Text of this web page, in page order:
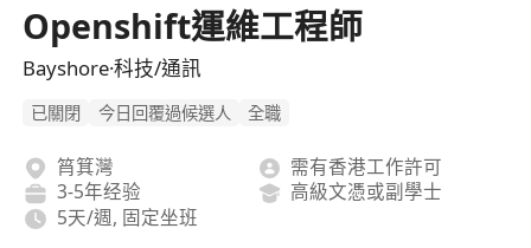
Openshift運維工程師
Bayshore·科技/通訊
已關閉 今日回覆過候選人 全職
筲箕灣
需有香港工作許可
3-5年经验
高級文憑或副學士
5天/週, 固定坐班